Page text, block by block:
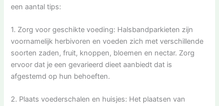
een aantal tips:
1. Zorg voor geschikte voeding: Halsbandparkieten zijn
voornamelijk herbivoren en voeden zich met verschillende
soorten zaden, fruit, knoppen, bloemen en nectar. Zorg
ervoor dat je een gevarieerd dieet aanbiedt dat is
afgestemd op hun behoeften.
2. Plaats voederschalen en huisjes: Het plaatsen van